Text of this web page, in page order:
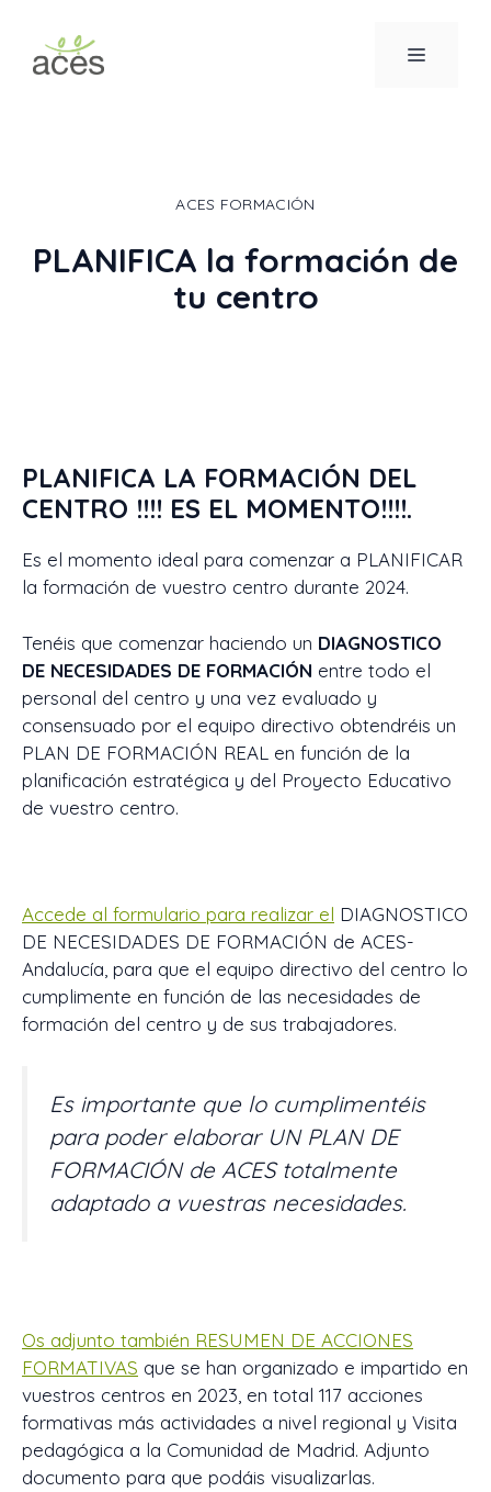
contenido
MENÚ
ACES FORMACIÓN
PLANIFICA la formación de
tu centro
PLANIFICA LA FORMACIÓN DEL
CENTRO !!!! ES EL MOMENTO!!!!.
Es el momento ideal para comenzar a PLANIFICAR
la formación de vuestro centro durante 2024.
Tenéis que comenzar haciendo un DIAGNOSTICO
DE NECESIDADES DE FORMACIÓN entre todo el
personal del centro y una vez evaluado y
consensuado por el equipo directivo obtendréis un
PLAN DE FORMACIÓN REAL en función de la
planificación estratégica y del Proyecto Educativo
de vuestro centro.
Accede al formulario para realizar el DIAGNOSTICO
DE NECESIDADES DE FORMACIÓN de ACES-
Andalucía, para que el equipo directivo del centro lo
cumplimente en función de las necesidades de
formación del centro y de sus trabajadores.
Es importante que lo cumplimentéis
para poder elaborar UN PLAN DE
FORMACIÓN de ACES totalmente
adaptado a vuestras necesidades.
Os adjunto también RESUMEN DE ACCIONES
FORMATIVAS que se han organizado e impartido en
vuestros centros en 2023, en total 117 acciones
formativas más actividades a nivel regional y Visita
pedagógica a la Comunidad de Madrid. Adjunto
documento para que podáis visualizarlas.